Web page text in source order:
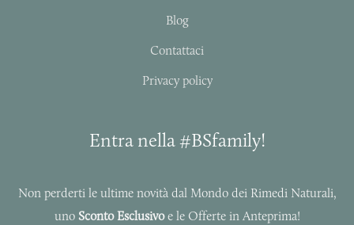
Blog
Contattaci
Privacy policy
Entra nella #BSfamily!
Non perderti le ultime novità dal Mondo dei Rimedi Naturali,
uno Sconto Esclusivoe le Offerte in Anteprima!